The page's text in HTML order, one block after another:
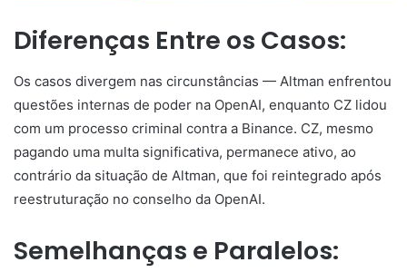
Diferenças Entre os Casos:
Os casos divergem nas circunstâncias — Altman enfrentou
questões internas de poder na OpenAI, enquanto CZ lidou
com um processo criminal contra a Binance. CZ, mesmo
pagando uma multa significativa, permanece ativo, ao
contrário da situação de Altman, que foi reintegrado após
reestruturação no conselho da OpenAI.
Semelhanças e Paralelos: